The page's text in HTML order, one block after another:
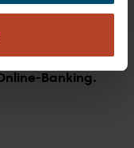
der
die
Banking.